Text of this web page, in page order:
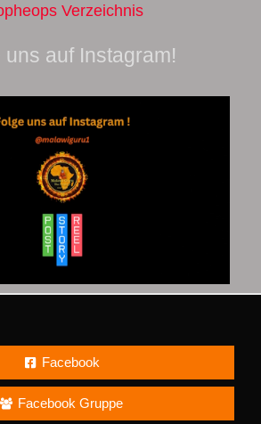
Verzeichnis
uns auf Instagram!
Facebook
Facebook Gruppe